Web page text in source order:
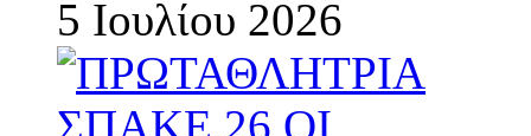
5 Ιουλίου 2026